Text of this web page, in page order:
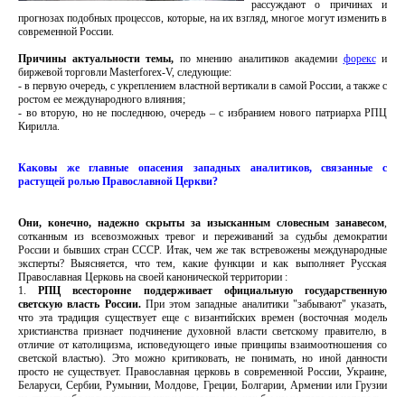
рассуждают о причинах и
прогнозах подобных процессов, которые, на их взгляд, многое могут изменить в
современной России.
Причины актуальности темы, по мнению аналитиков академии форекси
биржевой торговли Masterforex-V, следующие:
- в первую очередь, с укреплением властной вертикали в самой России, а также с
ростом ее международного влияния;
- во вторую, но не последнюю, очередь – с избранием нового патриарха РПЦ
Кирилла.
Каковы же главные опасения западных аналитиков, связанные с
растущей ролью Православной Церкви?
Они, конечно, надежно скрыты за изысканным словесным занавесом,
сотканным из всевозможных тревог и переживаний за судьбы демократии
России и бывших стран СССР. Итак, чем же так встревожены международные
эксперты? Выясняется, что тем, какие функции и как выполняет Русская
Православная Церковь на своей канонической территории :
1.РПЦ всесторонне поддерживает официальную государственную
светскую власть России.При этом западные аналитики "забывают" указать,
что эта традиция существует еще с византийских времен (восточная модель
христианства признает подчинение духовной власти светскому правителю, в
отличие от католицизма, исповедующего иные принципы взаимоотношения со
светской властью). Это можно критиковать, не понимать, но иной данности
просто не существует. Православная церковь в современной России, Украине,
Беларуси, Сербии, Румынии, Молдове, Греции, Болгарии, Армении или Грузии